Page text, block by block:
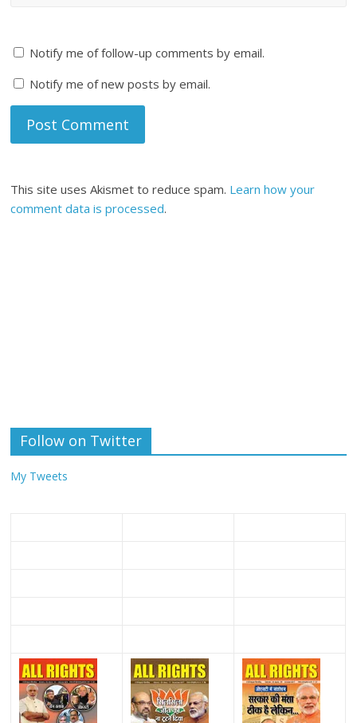
Notify me of follow-up comments by email.
Notify me of new posts by email.
This site uses Akismet to reduce spam. Learn how your
comment data is processed.
Follow on Twitter
My Tweets